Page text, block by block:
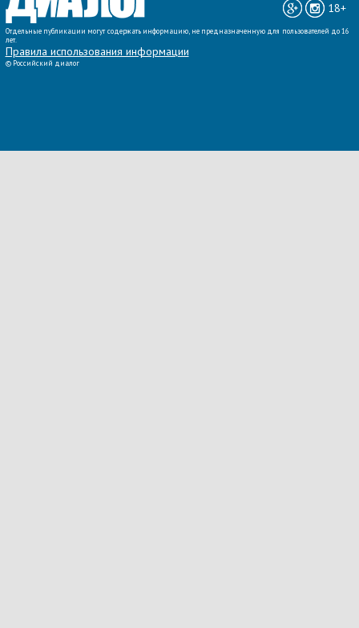
18+
Отдельные публикации могут содержать информацию, не предназначенную для пользователей до 16
лет.
Правила использования информации
© Российский диалог